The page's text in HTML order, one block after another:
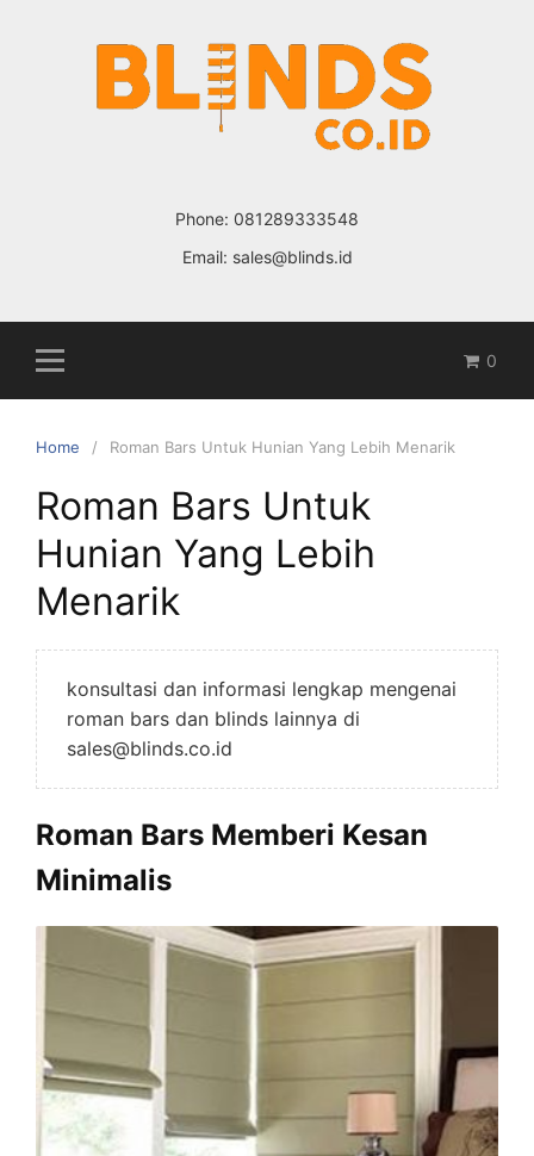
Phone: 081289333548
Email: sales@blinds.id
0
Home Roman Bars Untuk Hunian Yang Lebih Menarik
Roman Bars Untuk
Hunian Yang Lebih
Menarik
konsultasi dan informasi lengkap mengenai
roman bars dan blinds lainnya di
sales@blinds.co.id
Roman Bars Memberi Kesan
Minimalis